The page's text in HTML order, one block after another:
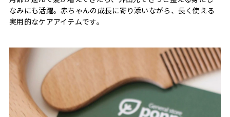
なみにも活躍。赤ちゃんの成長に寄り添いながら、長く使える
実用的なケアアイテムです。